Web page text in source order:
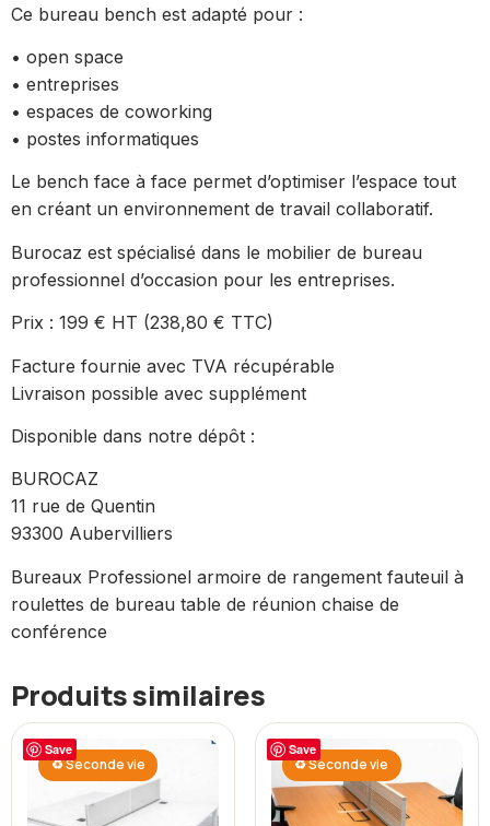
Ce bureau bench est adapté pour :
• open space
• entreprises
• espaces de coworking
• postes informatiques
Le bench face à face permet d’optimiser l’espace tout
en créant un environnement de travail collaboratif.
Burocaz est spécialisé dans le mobilier de bureau
professionnel d’occasion pour les entreprises.
Prix : 199 € HT (238,80 € TTC)
Facture fournie avec TVA récupérable
Livraison possible avec supplément
Disponible dans notre dépôt :
BUROCAZ
11 rue de Quentin
93300 Aubervilliers
Bureaux Professionel armoire de rangement fauteuil à
roulettes de bureau table de réunion chaise de
conférence
Produits similaires
Save
♻ Seconde vie
Save
♻ Seconde vie